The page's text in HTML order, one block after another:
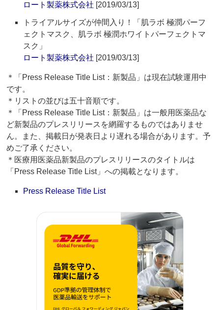
ロート製薬株式会社 [2019/03/13]
トライアルサイズが仲間入り！「肌ラボ 極潤パーフ
ェクトマスク、肌ラボ 極潤ホワイトパーフェクトマ
スク」
ロート製薬株式会社 [2019/03/13]
＊「Press Release Title List：新製品」は現在試験運用中
です。
＊リストの並びは五十音順です。
＊「Press Release Title List：新製品」は一般用医薬品な
ど新製品のプレスリリースを網羅するものではありませ
ん。また、掲載日が発表日より遅れる場合があります。予
めご了承ください。
＊医療用医薬品新製品のプレスリリースのタイトルは
「Press Release Title List」への掲載となります。
Press Release Title List